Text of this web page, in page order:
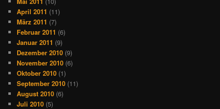
April 2011 (11)
März 2011 (7)
Februar 2011 (6)
Januar 2011 (9)
Dezember 2010 (9)
November 2010 (6)
Oktober 2010 (1)
September 2010 (11)
August 2010 (6)
Juli 2010 (5)